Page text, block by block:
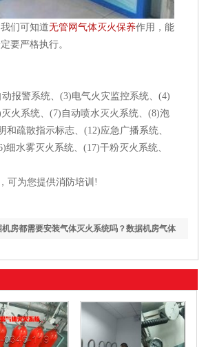
们可知道无管网气体灭火保养作用，能
要严格执行。
报警系统、(3)电气火灾监控系统、(4)
火系统、(7)自动喷水灭火系统、(8)泡
疏散指示标志、(12)应急广播系统、
水雾灭火系统、(17)干粉灭火系统、
为您提供消防培训!
机房都需要安装气体灭火系统吗？数据机房气体